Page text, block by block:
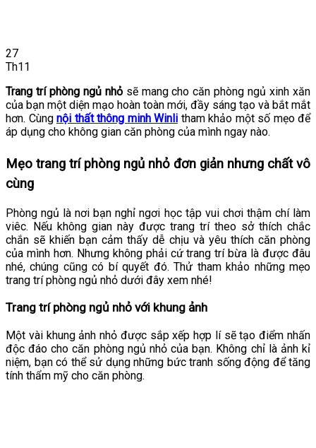
27
Th11
Trang trí phòng ngủ nhỏsẽ mang cho căn phòng ngủ xinh xăn
của bạn một diện mạo hoàn toàn mới, đầy sáng tạo và bắt mắt
hơn. Cùng nội thất thông minh Winli tham khảo một số mẹo để
áp dụng cho không gian căn phòng của mình ngay nào.
Mẹo trang trí phòng ngủ nhỏ đơn giản nhưng chất vô
cùng
Phòng ngủ là nơi bạn nghỉ ngơi học tập vui chơi thậm chí làm
viêc. Nếu không gian này được trang trí theo sở thích chắc
chắn sẽ khiến bạn cảm thấy dễ chịu và yêu thích căn phòng
của mình hơn. Nhưng không phải cứ trang trí bừa là được đâu
nhé, chúng cũng có bí quyết đó. Thử tham khảo những mẹo
trang trí phòng ngủ nhỏ dưới đây xem nhé!
Trang trí phòng ngủ nhỏ với khung ảnh
Một vài khung ảnh nhỏ được sắp xếp hợp lí sẽ tạo điểm nhấn
độc đáo cho căn phòng ngủ nhỏ của bạn. Không chỉ là ảnh kỉ
niệm, bạn có thể sử dụng những bức tranh sống động để tăng
tính thẩm mỹ cho căn phòng.